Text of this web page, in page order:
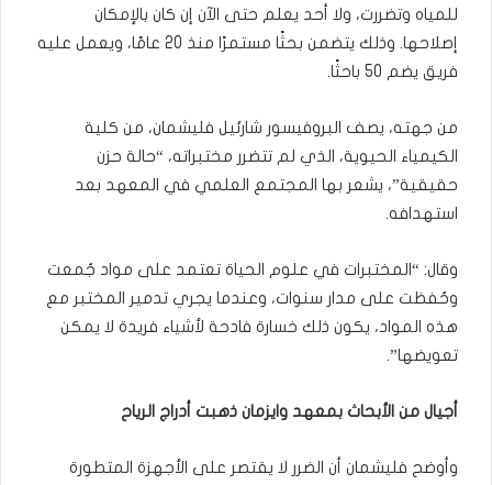
للمياه وتضررت، ولا أحد يعلم حتى الآن إن كان بالإمكان
إصلاحها. وذلك يتضمن بحثًا مستمرًا منذ 20 عامًا، ويعمل عليه
فريق يضم 50 باحثًا.
من جهته، يصف البروفيسور شارئيل فليشمان، من كلية
الكيمياء الحيوية، الذي لم تتضرر مختبراته، “حالة حزن
حقيقية”، يشعر بها المجتمع العلمي في المعهد بعد
استهدافه.
وقال: “المختبرات في علوم الحياة تعتمد على مواد جُمعت
وحُفظت على مدار سنوات، وعندما يجري تدمير المختبر مع
هذه المواد، يكون ذلك خسارة فادحة لأشياء فريدة لا يمكن
تعويضها”.
أجيال من الأبحاث بمعهد وايزمان ذهبت أدراج الرياح
وأوضح فليشمان أن الضرر لا يقتصر على الأجهزة المتطورة